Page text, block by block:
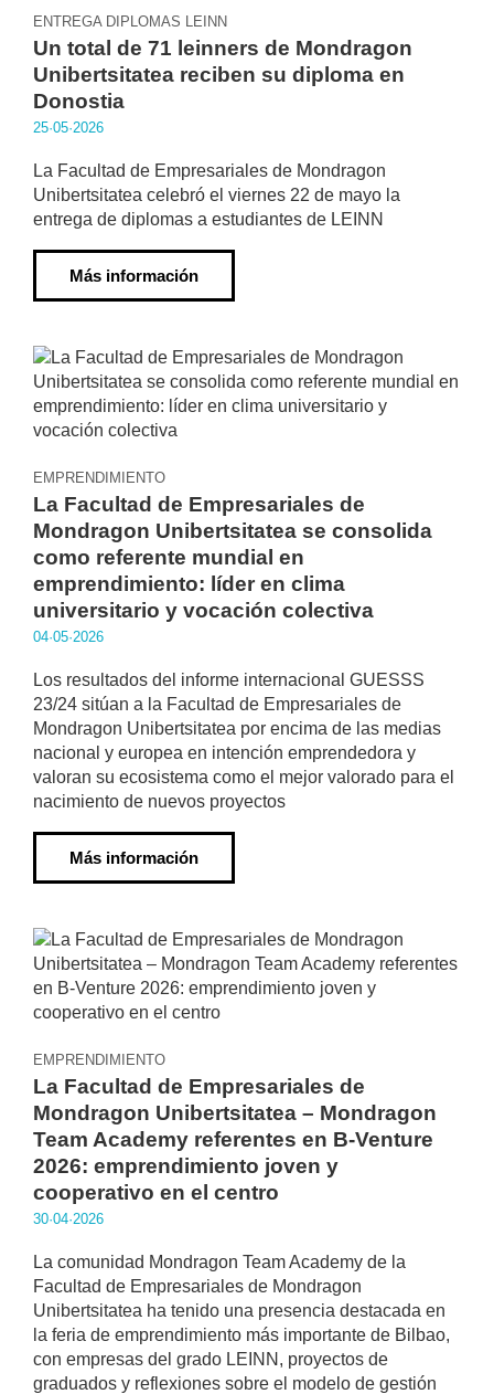
ENTREGA DIPLOMAS LEINN
Un total de 71 leinners de Mondragon
Unibertsitatea reciben su diploma en
Donostia
25·05·2026
La Facultad de Empresariales de Mondragon
Unibertsitatea celebró el viernes 22 de mayo la
entrega de diplomas a estudiantes de LEINN
Más información
EMPRENDIMIENTO
La Facultad de Empresariales de
Mondragon Unibertsitatea se consolida
como referente mundial en
emprendimiento: líder en clima
universitario y vocación colectiva
04·05·2026
Los resultados del informe internacional GUESSS
23/24 sitúan a la Facultad de Empresariales de
Mondragon Unibertsitatea por encima de las medias
nacional y europea en intención emprendedora y
valoran su ecosistema como el mejor valorado para el
nacimiento de nuevos proyectos
Más información
EMPRENDIMIENTO
La Facultad de Empresariales de
Mondragon Unibertsitatea – Mondragon
Team Academy referentes en B-Venture
2026: emprendimiento joven y
cooperativo en el centro
30·04·2026
La comunidad Mondragon Team Academy de la
Facultad de Empresariales de Mondragon
Unibertsitatea ha tenido una presencia destacada en
la feria de emprendimiento más importante de Bilbao,
con empresas del grado LEINN, proyectos de
graduados y reflexiones sobre el modelo de gestión